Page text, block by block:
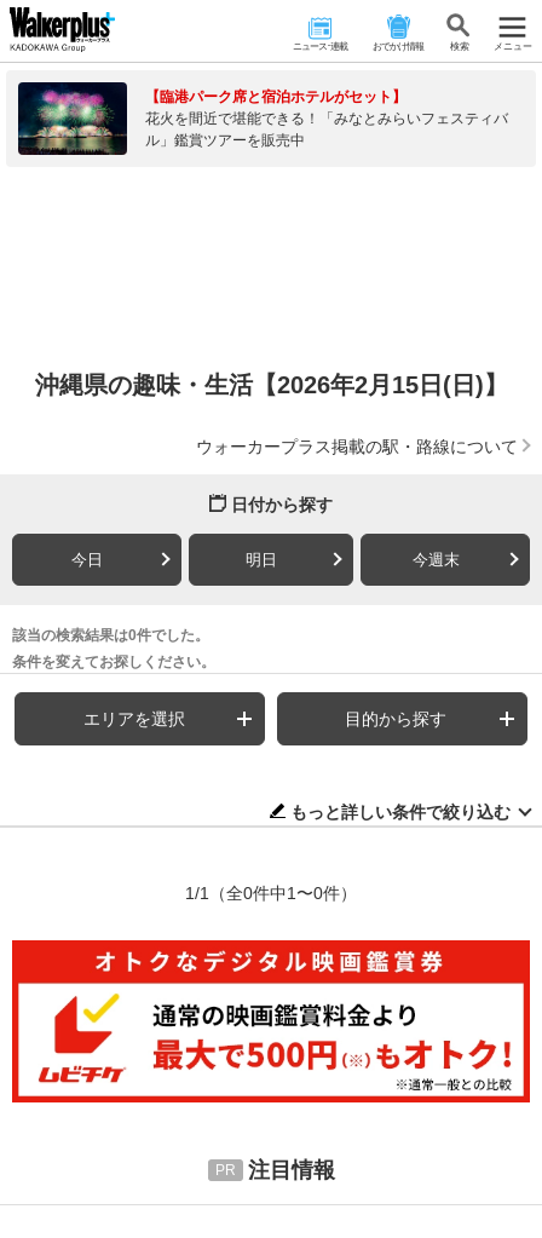
ニュース･連載 おでかけ情報 検 索 メニュー
【臨港パーク席と宿泊ホテルがセット】
花火を間近で堪能できる！「みなとみらいフェスティバ
ル」鑑賞ツアーを販売中
沖縄県の趣味・生活【2026年2月15日(日)】
ウォーカープラス掲載の駅・路線について
日付から探す
今日 明日 今週末
該当の検索結果は0件でした。
条件を変えてお探しください。
エリアを選択 目的から探す
もっと詳しい条件で絞り込む
1/1 （全0件中1〜0件）
注目情報